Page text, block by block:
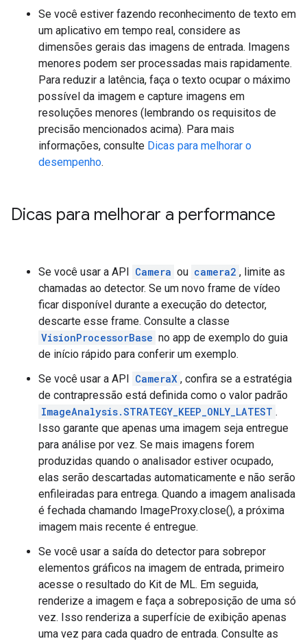
Se você estiver fazendo reconhecimento de texto em
um aplicativo em tempo real, considere as
dimensões gerais das imagens de entrada. Imagens
menores podem ser processadas mais rapidamente.
Para reduzir a latência, faça o texto ocupar o máximo
possível da imagem e capture imagens em
resoluções menores (lembrando os requisitos de
precisão mencionados acima). Para mais
informações, consulte Dicas para melhorar o
desempenho.
Dicas para melhorar a performance
Se você usar a API Camera ou camera2 , limite as
chamadas ao detector. Se um novo frame de vídeo
ficar disponível durante a execução do detector,
descarte esse frame. Consulte a classe
VisionProcessorBase no app de exemplo do guia
de início rápido para conferir um exemplo.
Se você usar a API CameraX , confira se a estratégia
de contrapressão está definida como o valor padrão
ImageAnalysis.STRATEGY_KEEP_ONLY_LATEST .
Isso garante que apenas uma imagem seja entregue
para análise por vez. Se mais imagens forem
produzidas quando o analisador estiver ocupado,
elas serão descartadas automaticamente e não serão
enfileiradas para entrega. Quando a imagem analisada
é fechada chamando ImageProxy.close(), a próxima
imagem mais recente é entregue.
Se você usar a saída do detector para sobrepor
elementos gráficos na imagem de entrada, primeiro
acesse o resultado do Kit de ML. Em seguida,
renderize a imagem e faça a sobreposição de uma só
vez. Isso renderiza a superfície de exibição apenas
uma vez para cada quadro de entrada. Consulte as